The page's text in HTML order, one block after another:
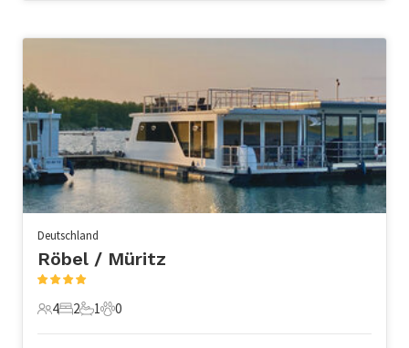
Deutschland
Röbel / Müritz
4 Gäste
4
2 Schlafzimmer
2
1 Badezimmer
1
0 Haustiere
0